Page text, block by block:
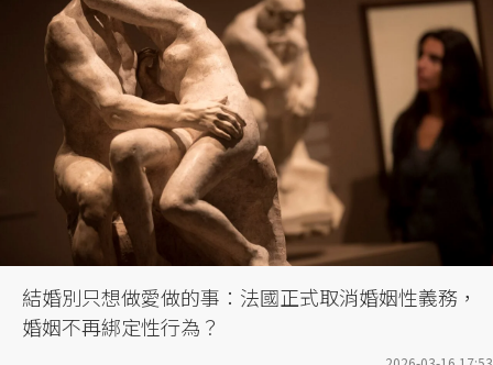
結婚別只想做愛做的事：法國正式取消婚姻性義務，
婚姻不再綁定性行為？